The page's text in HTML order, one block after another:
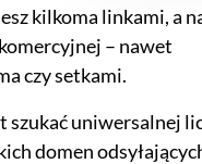
kilkoma linkami, a
– nawet
czy setkami.
szukać uniwersalnej
domen